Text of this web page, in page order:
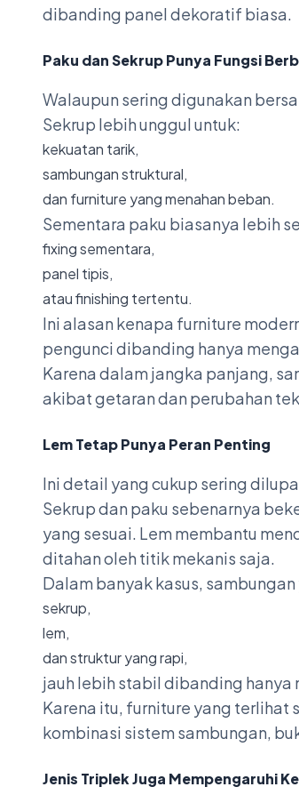
dibanding panel dekoratif biasa.
Paku dan Sekrup Punya Fungsi
Walaupun sering digunakan
Sekrup lebih unggul untuk:
kekuatan tarik,
sambungan struktural,
dan furniture yang menahan beban.
Sementara paku biasanya lebih
fixing sementara,
panel tipis,
atau finishing tertentu.
Ini alasan kenapa furniture
pengunci dibanding hanya
Karena dalam jangka panjang,
akibat getaran dan perubahan
Lem Tetap Punya Peran Penting
Ini detail yang cukup sering
Sekrup dan paku sebenarnya
yang sesuai. Lem membantu
ditahan oleh titik mekanis saja.
Dalam banyak kasus,
sekrup,
lem,
dan struktur yang rapi,
jauh lebih stabil dibanding hanya
Karena itu, furniture yang terlihat
kombinasi sistem sambungan,
Jenis Triplek Juga Mempengaruhi